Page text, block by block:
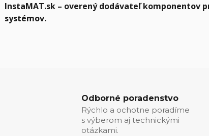
InstaMAT.sk – overený dodávateľ komponentov
systémov.
Odborné poradenstvo
Rýchlo a ochotne poradíme
s výberom aj technickými
otázkami.